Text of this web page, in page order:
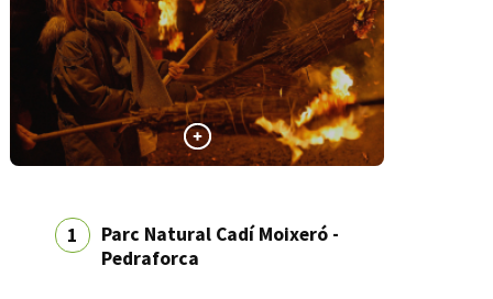
1
Parc Natural Cadí Moixeró -
Pedraforca